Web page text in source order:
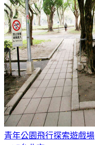
青年公園飛行探索遊戲場